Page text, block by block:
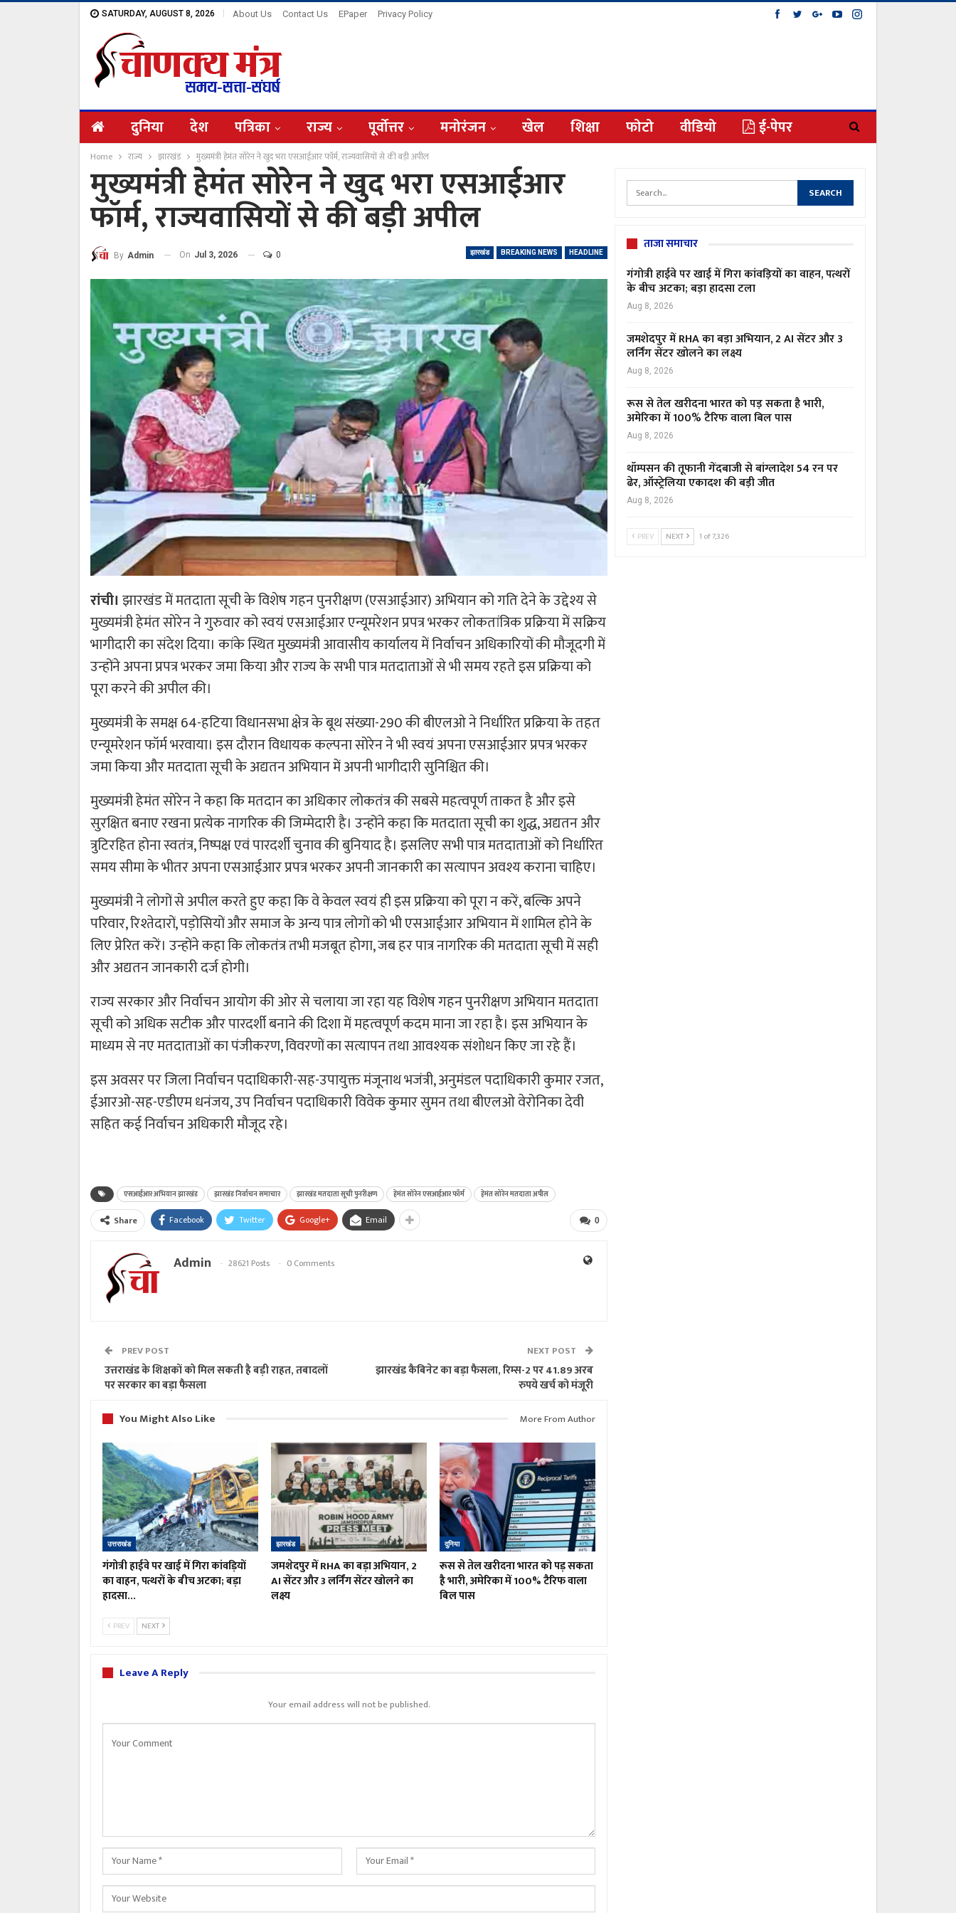
SATURDAY, AUGUST 8, 2026 About Us Contact Us EPaper Privacy Policy
दुनिया देश पत्रिका राज्य पूर्वोत्तर मनोरंजन खेल शिक्षा फोटो वीडियो ई-पेपर
Home राज्य झारखंड मुख्यमंत्री हेमंत सोरेन ने खुद भरा एसआईआर फॉर्म, राज्यवासियों से की बड़ी अपील
मुख्यमंत्री हेमंत सोरेन ने खुद भरा एसआईआर
फॉर्म, राज्यवासियों से की बड़ी अपील
झारखंड BREAKING NEWS HEADLINE
By Admin On Jul 3, 2026 0
रांची। झारखंड में मतदाता सूची के विशेष गहन पुनरीक्षण (एसआईआर) अभियान को गति देने के उद्देश्य से
मुख्यमंत्री हेमंत सोरेन ने गुरुवार को स्वयं एसआईआर एन्यूमरेशन प्रपत्र भरकर लोकतांत्रिक प्रक्रिया में सक्रिय
भागीदारी का संदेश दिया। कांके स्थित मुख्यमंत्री आवासीय कार्यालय में निर्वाचन अधिकारियों की मौजूदगी में
उन्होंने अपना प्रपत्र भरकर जमा किया और राज्य के सभी पात्र मतदाताओं से भी समय रहते इस प्रक्रिया को
पूरा करने की अपील की।
मुख्यमंत्री के समक्ष 64-हटिया विधानसभा क्षेत्र के बूथ संख्या-290 की बीएलओ ने निर्धारित प्रक्रिया के तहत
एन्यूमरेशन फॉर्म भरवाया। इस दौरान विधायक कल्पना सोरेन ने भी स्वयं अपना एसआईआर प्रपत्र भरकर
जमा किया और मतदाता सूची के अद्यतन अभियान में अपनी भागीदारी सुनिश्चित की।
मुख्यमंत्री हेमंत सोरेन ने कहा कि मतदान का अधिकार लोकतंत्र की सबसे महत्वपूर्ण ताकत है और इसे
सुरक्षित बनाए रखना प्रत्येक नागरिक की जिम्मेदारी है। उन्होंने कहा कि मतदाता सूची का शुद्ध, अद्यतन और
त्रुटिरहित होना स्वतंत्र, निष्पक्ष एवं पारदर्शी चुनाव की बुनियाद है। इसलिए सभी पात्र मतदाताओं को निर्धारित
समय सीमा के भीतर अपना एसआईआर प्रपत्र भरकर अपनी जानकारी का सत्यापन अवश्य कराना चाहिए।
मुख्यमंत्री ने लोगों से अपील करते हुए कहा कि वे केवल स्वयं ही इस प्रक्रिया को पूरा न करें, बल्कि अपने
परिवार, रिश्तेदारों, पड़ोसियों और समाज के अन्य पात्र लोगों को भी एसआईआर अभियान में शामिल होने के
लिए प्रेरित करें। उन्होंने कहा कि लोकतंत्र तभी मजबूत होगा, जब हर पात्र नागरिक की मतदाता सूची में सही
और अद्यतन जानकारी दर्ज होगी।
राज्य सरकार और निर्वाचन आयोग की ओर से चलाया जा रहा यह विशेष गहन पुनरीक्षण अभियान मतदाता
सूची को अधिक सटीक और पारदर्शी बनाने की दिशा में महत्वपूर्ण कदम माना जा रहा है। इस अभियान के
माध्यम से नए मतदाताओं का पंजीकरण, विवरणों का सत्यापन तथा आवश्यक संशोधन किए जा रहे हैं।
इस अवसर पर जिला निर्वाचन पदाधिकारी-सह-उपायुक्त मंजूनाथ भजंत्री, अनुमंडल पदाधिकारी कुमार रजत,
ईआरओ-सह-एडीएम धनंजय, उप निर्वाचन पदाधिकारी विवेक कुमार सुमन तथा बीएलओ वेरोनिका देवी
सहित कई निर्वाचन अधिकारी मौजूद रहे।
एसआईआर अभियान झारखंड झारखंड निर्वाचन समाचार झारखंड मतदाता सूची पुनरीक्षण हेमंत सोरेन एसआईआर फॉर्म हेमंत सोरेन मतदाता अपील
0
Share Facebook Twitter Google+ Email
Admin 28621 Posts 0 Comments
PREV POST
उत्तराखंड के शिक्षकों को मिल सकती है बड़ी राहत, तबादलों
पर सरकार का बड़ा फैसला
NEXT POST
झारखंड कैबिनेट का बड़ा फैसला, रिम्स-2 पर 41.89 अरब
रुपये खर्च को मंजूरी
You Might Also Like
More From Author
उत्तराखंड
गंगोत्री हाईवे पर खाई में गिरा कांवड़ियों
का वाहन, पत्थरों के बीच अटका; बड़ा
हादसा…
झारखंड
जमशेदपुर में RHA का बड़ा अभियान, 2
AI सेंटर और 3 लर्निंग सेंटर खोलने का
लक्ष्य
दुनिया
रूस से तेल खरीदना भारत को पड़ सकता
है भारी, अमेरिका में 100% टैरिफ वाला
बिल पास
PREV NEXT
Leave A Reply
Your email address will not be published.
ताजा समाचार
गंगोत्री हाईवे पर खाई में गिरा कांवड़ियों का वाहन, पत्थरों
के बीच अटका; बड़ा हादसा टला
Aug 8, 2026
जमशेदपुर में RHA का बड़ा अभियान, 2 AI सेंटर और 3
लर्निंग सेंटर खोलने का लक्ष्य
Aug 8, 2026
रूस से तेल खरीदना भारत को पड़ सकता है भारी,
अमेरिका में 100% टैरिफ वाला बिल पास
Aug 8, 2026
थॉम्पसन की तूफानी गेंदबाजी से बांग्लादेश 54 रन पर
ढेर, ऑस्ट्रेलिया एकादश की बड़ी जीत
Aug 8, 2026
PREV NEXT 1 of 7,326